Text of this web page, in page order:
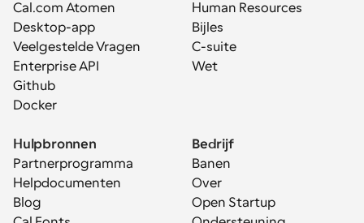
Cal.com Atomen
Desktop-app
Veelgestelde Vragen
Enterprise API
Github
Docker
Human Resources
Bijles
C-suite
Wet
Hulpbronnen
Partnerprogramma
Helpdocumenten
Blog
Bedrijf
Banen
Over
Open Startup